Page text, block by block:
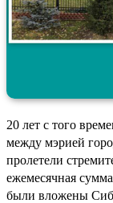
20 лет с того
между мэрией
пролетели
ежемесячная
были вложены